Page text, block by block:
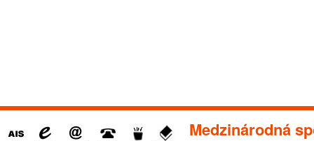
Medzinárodná